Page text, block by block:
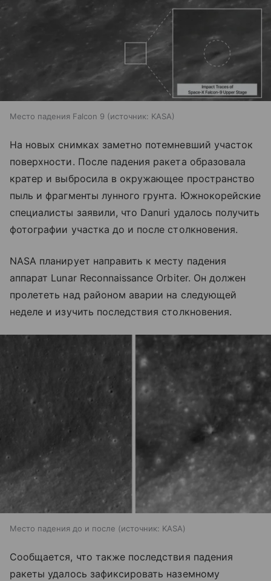
Место падения Falcon 9 источник: KASA
На новых снимках заметно потемневший участок
поверхности. После падения ракета образовала
кратер и выбросила в окружающее пространство
пыль и фрагменты лунного грунта. Южнокорейские
специалисты заявили, что Danuri удалось получить
фотографии участка до и после столкновения.
NASA планирует направить к месту падения
аппарат Lunar Reconnaissance Orbiter. Он должен
пролететь над районом аварии на следующей
неделе и изучить последствия столкновения.
Место падения до и после источник: KASA
Сообщается, что также последствия падения
ракеты удалось зафиксировать наземному